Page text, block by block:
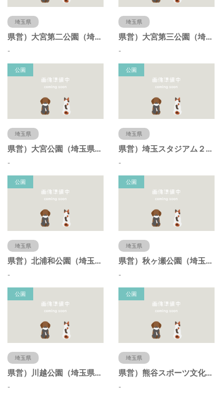
埼玉県
県営）大宮第二公園（埼玉県さいたま市）
-
埼玉県
県営）大宮第三公園（埼玉県さいたま市）
-
公園
埼玉県
県営）大宮公園（埼玉県さいたま市）
-
公園
埼玉県
県営）埼玉スタジアム２００２公園（埼玉県さいたま市）
-
公園
埼玉県
県営）北浦和公園（埼玉県さいたま市）
-
公園
埼玉県
県営）秋ヶ瀬公園（埼玉県さいたま市）
-
公園
埼玉県
県営）川越公園（埼玉県川越市）
-
公園
埼玉県
県営）熊谷スポーツ文化公園（埼玉県熊谷市）
-